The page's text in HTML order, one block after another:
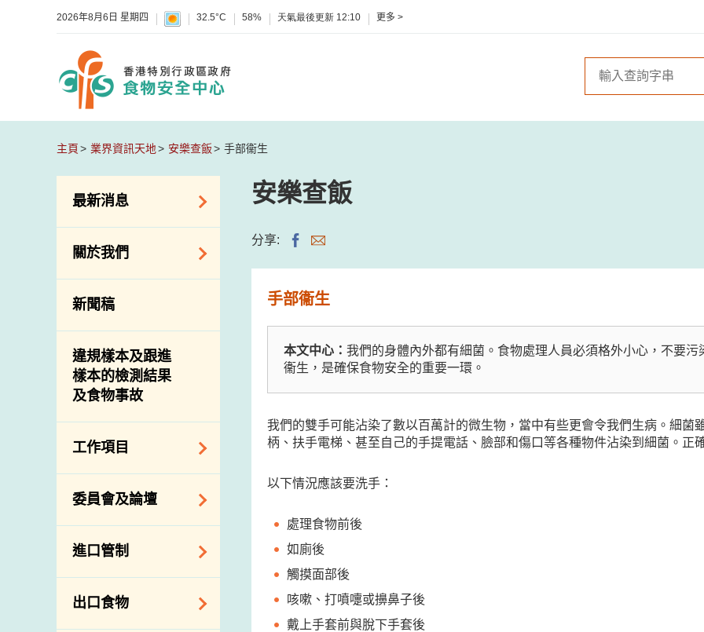
2026年8月6日 星期四 32.5°C 58% 天氣最後更新 12:10 更多 >
主頁 業界資訊天地 安樂查飯 手部衞生
最新消息
食物警報 / 致敏物
警報
活動
關於我們
組織結構
介紹短片
新聞稿
違規樣本及跟進
樣本的檢測結果
及食物事故
工作項目
降低膳食中的鈉和
糖
食物安全重點控制
系統
基因改造食物
委員會及論壇
食物安全專家委員
會
消費者聯繫小組
進口管制
食物進口商和食物
分銷商登記制度
出口食物
安樂查飯
分享:
手部衞生
本文中心： 我們的身體內外都有細菌。食物處理人員必須格外小心，不要
衞生，是確保食物安全的重要一環。
我們的雙手可能沾染了數以百萬計的微生物，當中有些更會令我們生病。細菌
柄、扶手電梯、甚至自己的手提電話、臉部和傷口等各種物件沾染到細菌。正
以下情況應該要洗手：
處理食物前後
如廁後
觸摸面部後
咳嗽、打噴嚏或擤鼻子後
戴上手套前與脫下手套後